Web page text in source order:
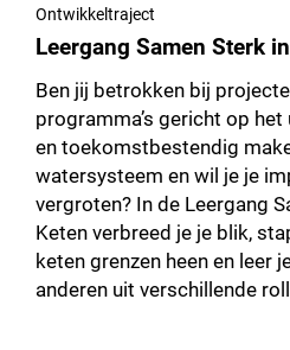
Ontwikkeltraject
Leergang Samen Sterk
Ben jij betrokken bij
programma’s gericht op het
entoekomstbestendig
watersysteem enwil je je
vergroten? In de Leergang
Ketenverbreed je je blik,
ketengrenzen heen en leer
anderen uit verschillende